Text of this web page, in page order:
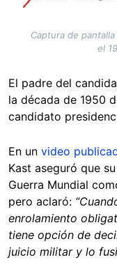
Captura de
el
El padre del
la década de 1950
candidato
En un video
Kast aseguró que
Guerra Mundial
pero aclaró:
enrolamiento
tiene opción de
juicio militar y lo